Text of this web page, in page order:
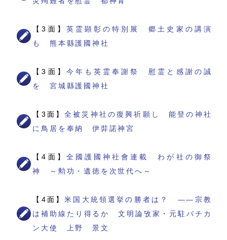
【3面】 英霊顕彰の特別展 郷土史家の講演
も 熊本縣護國神社
【3面】 今年も英霊奉謝祭 慰霊と感謝の誠
を 宮城縣護國神社
【3面】全被災神社の復興祈願し 能登の神社
に鳥居を奉納 伊弉諾神宮
【4面】 全國護國神社會連載 わが社の御祭
神 ～勲功・遺徳を次世代へ～
【4面】米国大統領選挙の勝者は？ ――宗教
は補助線たり得るか 文明論攷家・元駐バチカ
ン大使 上野 景文